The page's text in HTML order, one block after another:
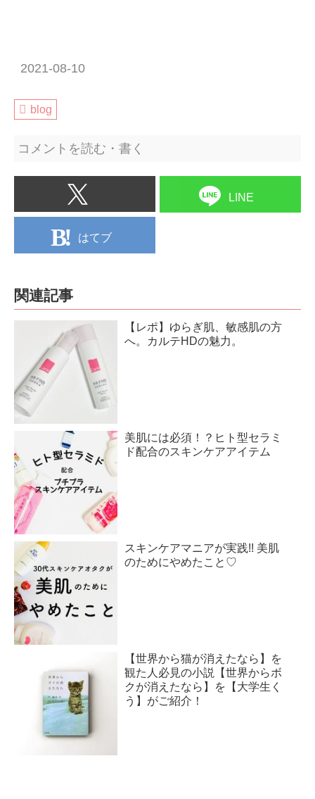
2021-08-10
blog
コメントを読む・書く
LINE
はてブ
関連記事
【レポ】ゆらぎ肌、敏感肌の方
へ。カルテHDの魅力。
美肌には必須！？ヒト型セラミ
ド配合のスキンケアアイテム
スキンケアマニアが実践!! 美肌
のためにやめたこと♡
【世界から猫が消えたなら】を
観た人必見の小説【世界からボ
クが消えたなら】を【大学生く
う】がご紹介！